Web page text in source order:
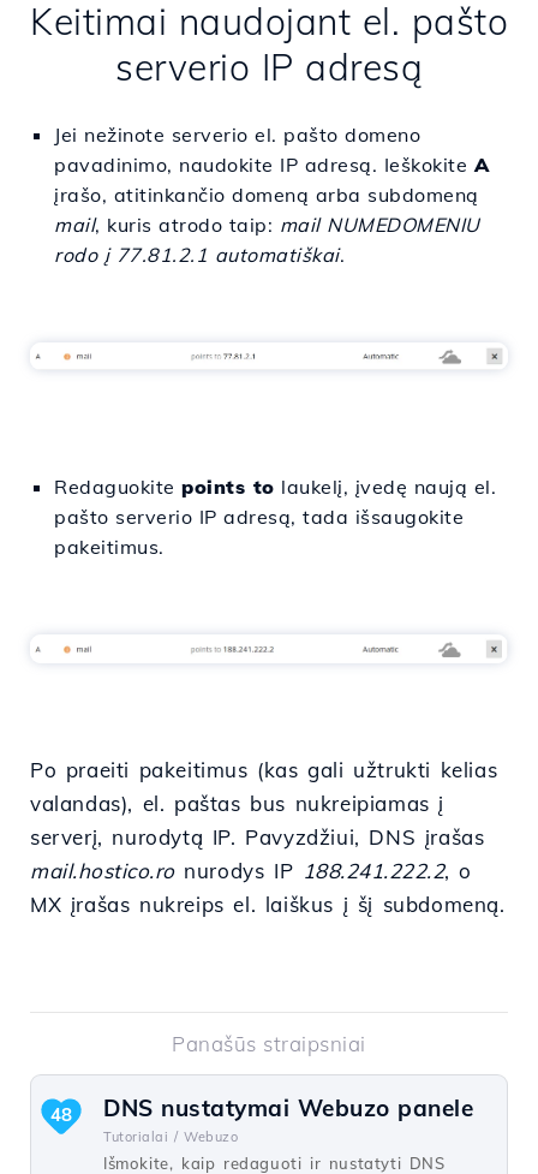
Keitimai naudojant el. pašto
serverio IP adresą
Jei nežinote serverio el. pašto domeno
pavadinimo, naudokite IP adresą. Ieškokite A
įrašo, atitinkančio domeną arba subdomeną
mail, kuris atrodo taip: mail NUMEDOMENIU
rodo į 77.81.2.1 automatiškai.
Redaguokite points to laukelį, įvedę naują el.
pašto serverio IP adresą, tada išsaugokite
pakeitimus.
Po praeiti pakeitimus (kas gali užtrukti kelias
valandas), el. paštas bus nukreipiamas į
serverį, nurodytą IP. Pavyzdžiui, DNS įrašas
mail.hostico.ronurodys IP 188.241.222.2, o
MX įrašas nukreips el. laiškus į šį subdomeną.
Panašūs straipsniai
DNS nustatymai Webuzo panele
Tutorialai / Webuzo
Išmokite, kaip redaguoti ir nustatyti DNS
48